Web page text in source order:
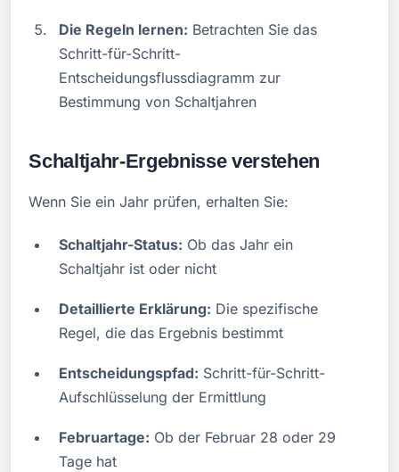
Die Regeln lernen: Betrachten Sie das
Schritt-für-Schritt-
Entscheidungsflussdiagramm zur
Bestimmung von Schaltjahren
Schaltjahr-Ergebnisse verstehen
Wenn Sie ein Jahr prüfen, erhalten Sie:
Schaltjahr-Status: Ob das Jahr ein
Schaltjahr ist oder nicht
Detaillierte Erklärung: Die spezifische
Regel, die das Ergebnis bestimmt
Entscheidungspfad: Schritt-für-Schritt-
Aufschlüsselung der Ermittlung
Februartage: Ob der Februar 28 oder 29
Tage hat